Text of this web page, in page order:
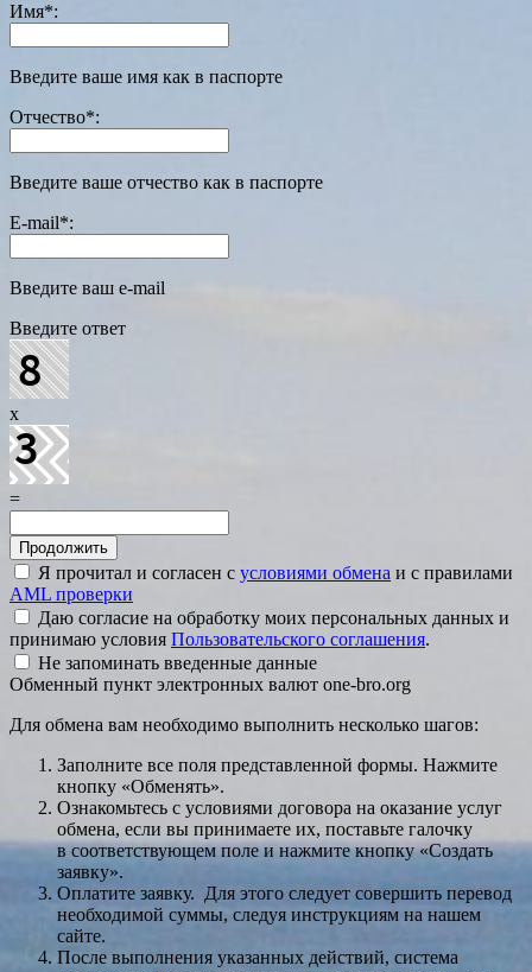
Имя*:
Введите ваше имя как в паспорте
Отчество*:
Введите ваше отчество как в паспорте
E-mail*:
Введите ваш e-mail
Введите ответ
x
=
Я прочитал и согласен с условиями обмена и с правилами
AML проверки
Даю согласие на обработку моих персональных данных и
принимаю условия Пользовательского соглашения.
Не запоминать введенные данные
Обменный пункт электронных валют one-bro.org
Для обмена вам необходимо выполнить несколько шагов:
Заполните все поля представленной формы. Нажмите
кнопку «Обменять».
Ознакомьтесь с условиями договора на оказание услуг
обмена, если вы принимаете их, поставьте галочку
в соответствующем поле и нажмите кнопку «Создать
заявку».
Оплатите заявку. Для этого следует совершить перевод
необходимой суммы, следуя инструкциям на нашем
сайте.
После выполнения указанных действий, система